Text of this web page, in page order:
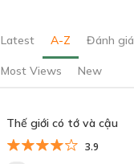
Latest A-Z Đánh giá
Most Views New
Thế giới có tớ và cậu
3.9